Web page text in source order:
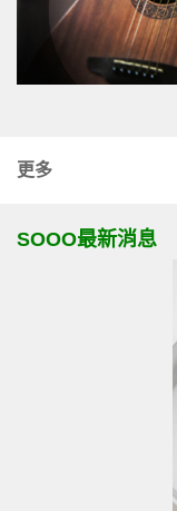
更多
SOOO最新消息